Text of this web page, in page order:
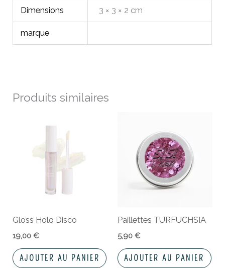
Dimensions 3 × 3 × 2 cm
marque
Produits similaires
Gloss Holo Disco
19,00€
AJOUTER AU PANIER
Paillettes TURFUCHSIA
5,90 €
AJOUTER AU PANIER